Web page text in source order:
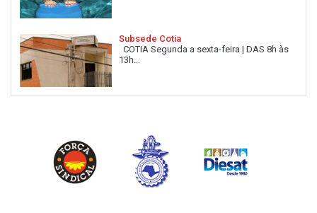
Subsede Cotia
COTIA Segunda a sexta-feira | DAS 8h às
13h...